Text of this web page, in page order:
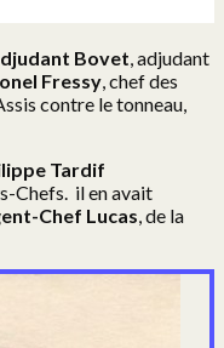
Bovet, adjudant
Fressy, chef des
contre le tonneau,
Tardif
Chefs. il en avait
Chef Lucas, de la